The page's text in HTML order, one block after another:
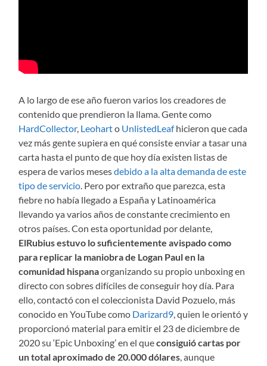
A lo largo de ese año fueron varios los creadores de
contenido que prendieron la llama. Gente como
HardCollector, Leoharto UnlistedLeafhicieron que cada
vez más gente supiera en qué consiste enviar a tasar una
carta hasta el punto de que hoy día existen listas de
espera de varios mesesdebido a la alta demanda de este
tipo de servicio. Pero por extraño que parezca, esta
fiebre no había llegado a España y Latinoamérica
llevando ya varios años de constante crecimiento en
otros países. Con esta oportunidad por delante,
ElRubius estuvo lo suficientemente avispado como
para replicar la maniobra de Logan Paul en la
comunidad hispanaorganizando su propio unboxing en
directo con sobres difíciles de conseguir hoy día. Para
ello, contactó con el coleccionista David Pozuelo, más
conocido en YouTube como Darizard9, quien le orientó y
proporcionó material para emitir el 23 de diciembre de
2020 su ‘Epic Unboxing’ en el queconsiguió cartas por
un total aproximado de 20.000 dólares, aunque